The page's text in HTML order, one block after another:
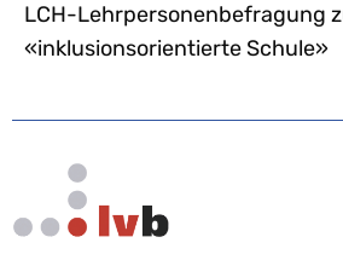
LCH-Lehrpersonenbefragung
«inklusionsorientierte Schule»